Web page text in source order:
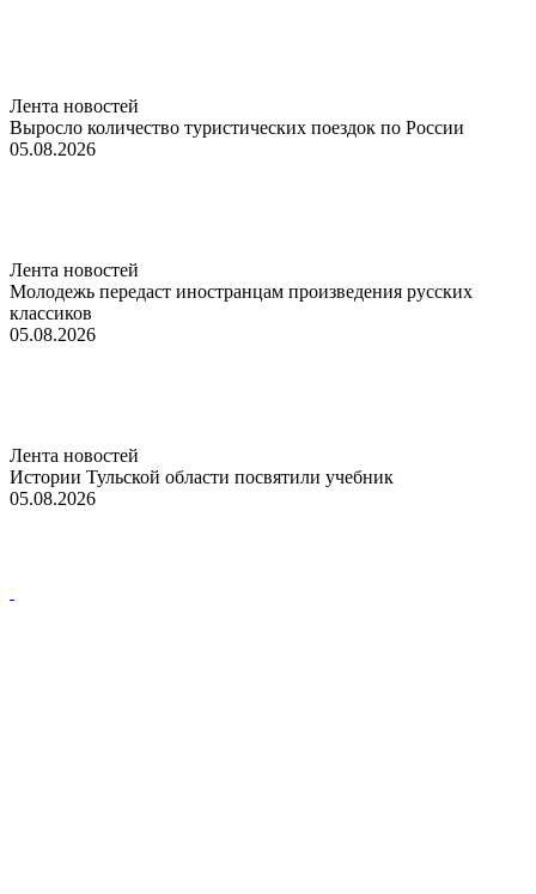
Лента новостей
Выросло количество туристических поездок по России
05.08.2026
Лента новостей
Молодежь передаст иностранцам произведения русских
классиков
05.08.2026
Лента новостей
Истории Тульской области посвятили учебник
05.08.2026